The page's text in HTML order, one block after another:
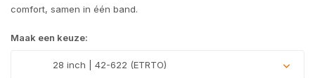
comfort, samen in één band.
Maak een keuze:
28 inch | 42-622 (ETRTO)